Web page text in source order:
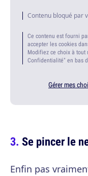
Contenu bloqué par
Ce contenu est fourni
accepter les cookies
Modifiez ce choix à tout
Confidentialité" en bas
Gérer mes
Se pincer le
Enfin pas